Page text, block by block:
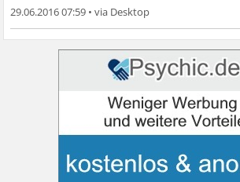
29.06.2016 07:59 •